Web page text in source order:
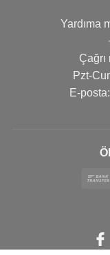
Yardıma
Pzt-
Е-